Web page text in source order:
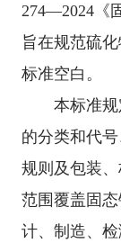
274—2024《
旨在规范硫
标准空白。
本标准
的分类和代
规则及包装
范围覆盖固
计、制造、